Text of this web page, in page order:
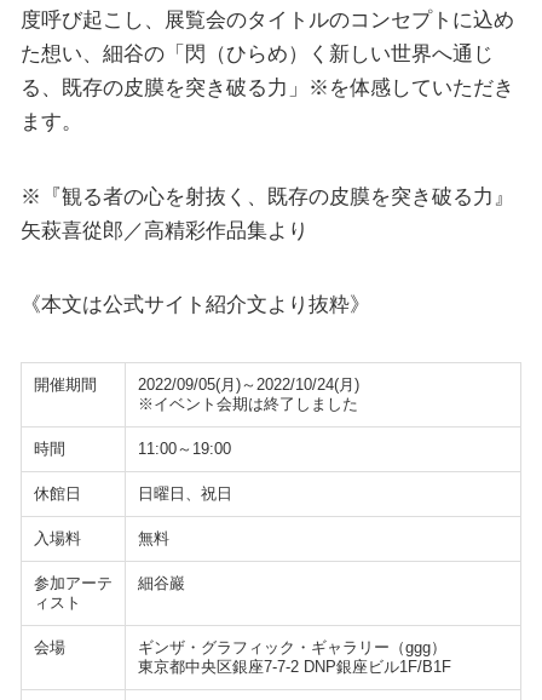
度呼び起こし、展覧会のタイトルのコンセプトに込め
た想い、細谷の「閃（ひらめ）く新しい世界へ通じ
る、既存の皮膜を突き破る力」※を体感していただき
ます。
※『観る者の心を射抜く、既存の皮膜を突き破る力』
矢萩喜從郎／高精彩作品集より
《本文は公式サイト紹介文より抜粋》
開催期間
2022/09/05(月)～2022/10/24(月)
※イベント会期は終了しました
時間 11:00～19:00
休館日 日曜日、祝日
入場料 無料
参加アーテ
ィスト
細谷巖
会場
ギンザ・グラフィック・ギャラリー（ggg）
東京都中央区銀座7-7-2 DNP銀座ビル1F/B1F